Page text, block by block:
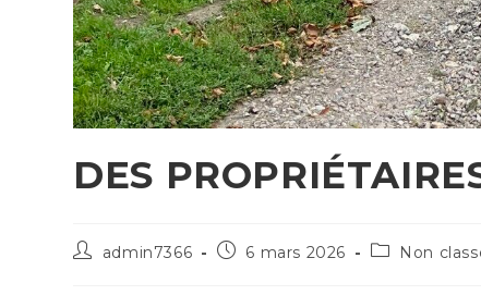
DES
admin7366 6 mars 2026 Non